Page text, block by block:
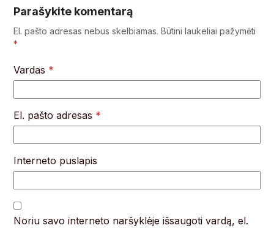
Parašykite komentarą
El. pašto adresas nebus skelbiamas. Būtini laukeliai pažymėti
*
Vardas *
El. pašto adresas *
Interneto puslapis
Noriu savo interneto naršyklėje išsaugoti vardą, el.